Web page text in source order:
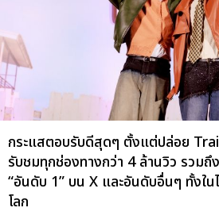
กระแสตอบรับดีสุดๆ ตั้งแต่ปล่อย
รับชมทุกช่องทางกว่า 4 ล้านวิว รวม
“อันดับ 1” บน X และอันดับอื่นๆ ทั้งใ
โลก